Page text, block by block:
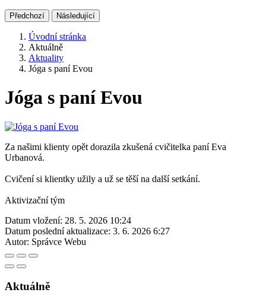
Předchozí Následující
Úvodní stránka
Aktuálně
Aktuality
Jóga s paní Evou
Jóga s paní Evou
Za našimi klienty opět dorazila zkušená cvičitelka paní Eva
Urbanová.
Cvičení si klientky užily a už se těší na další setkání.
Aktivizační tým
Datum vložení: 28. 5. 2026 10:24
Datum poslední aktualizace: 3. 6. 2026 6:27
Autor: Správce Webu
Aktuálně